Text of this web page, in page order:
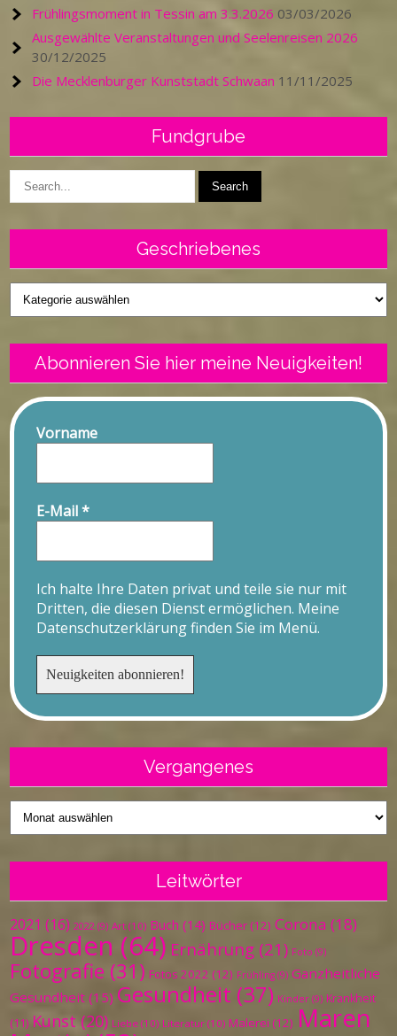
Frühlingsmoment in Tessin am 3.3.2026 03/03/2026
Ausgewählte Veranstaltungen und Seelenreisen 2026
30/12/2025
Die Mecklenburger Kunststadt Schwaan 11/11/2025
Fundgrube
Geschriebenes
Geschriebenes
Abonnieren Sie hier meine Neuigkeiten!
Vorname
E-Mail*
Ich halte Ihre Daten privat und teile sie nur mit
Dritten, die diesen Dienst ermöglichen. Meine
Datenschutzerklärung finden Sie im Menü.
Vergangenes
Vergangenes
Leitwörter
2021 (16) 2022 (9) Art (10) Buch (14) Bücher (12) Corona (18)
Dresden (64) Ernährung (21) Foto (9)
Fotografie (31) Fotos 2022 (12) Frühling (9) Ganzheitliche
Gesundheit (15) Gesundheit (37) Kinder (9) Krankheit
(11) Kunst (20) Liebe (10) Literatur (10) Malerei (12) Maren